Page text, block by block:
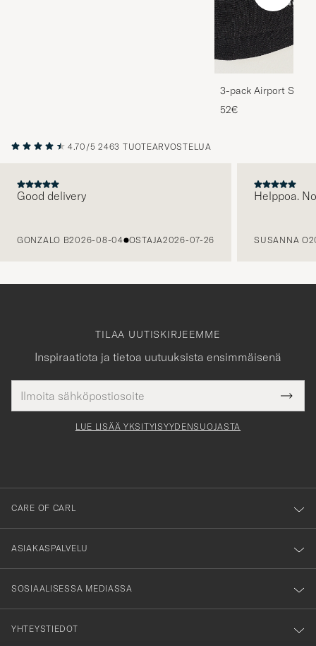
3-pack Airport
Melange
52€
4.70/5 2463 TUOTEARVOSTELUA
Good delivery
GONZALO B2026-08-04 OSTAJA2026-07-26
Helppoa.
SUSANNA O
TILAA UUTISKIRJEEMME
Inspiraatiota ja tietoa uutuuksista ensimmäisenä
tieto
Tack
för
dig
till
vårt
nyhetsbrev!
LUE LISÄÄ YKSITYISYYDENSUOJASTA
CARE OF CARL
ASIAKASPALVELU
SOSIAALISESSA MEDIASSA
YHTEYSTIEDOT